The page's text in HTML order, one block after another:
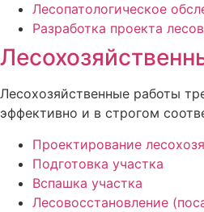
Лесопатологическое
Разработка проекта
Лесохозяйственные работы
эффективно и в строгом
Проектирование
Подготовка участка
Вспашка участка
Лесовосстановление